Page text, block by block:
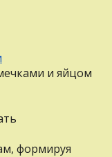
и яйцом
формируя